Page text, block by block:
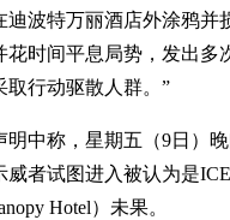
迪波特万丽酒店外涂鸦并
花时间平息局势，发出多
取行动驱散人群。”
明中称，星期五（9日）
威者试图进入被认为是
Hotel）未果。